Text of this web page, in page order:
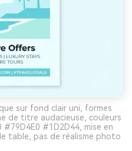
sur fond clair uni, formes
de titre audacieuse, couleurs
#79D4E0 #1D2D44, mise en
table, pas de réalisme photo